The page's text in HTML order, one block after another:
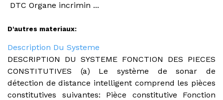
DTC Organe incrimin ...
D'autres materiaux:
Description Du Systeme
DESCRIPTION DU SYSTEME FONCTION DES PIECES
CONSTITUTIVES (a) Le système de sonar de
détection de distance intelligent comprend les pièces
constitutives suivantes: Pièce constitutive Fonction